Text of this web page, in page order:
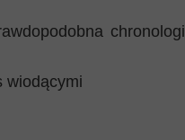
wiodącymi